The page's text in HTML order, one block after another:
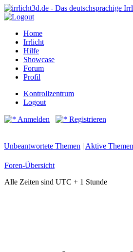
Home
Irrlicht
Hilfe
Showcase
Forum
Profil
Kontrollzentrum
Logout
Anmelden Registrieren
Unbeantwortete Themen | Aktive Themen
Foren-Übersicht
Alle Zeiten sind UTC + 1 Stunde